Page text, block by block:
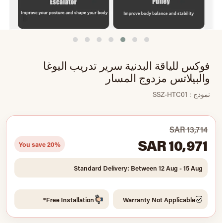
فوكس للياقة البدنية سرير تدريب اليوغا
والبيلاتس مزدوج المسار
نموذج : SSZ-HTC01
SAR 13,714
SAR 10,971
You save 20%
Standard Delivery: Between 12 Aug - 15 Aug
Warranty Not Applicable
Free Installation*